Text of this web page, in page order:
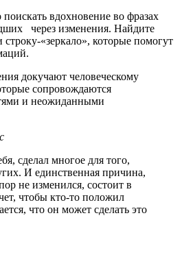
вдохновение во фразах
через изменения. Найдите
«зеркало», которые помогут
докучают человеческому
сопровождаются
и неожиданными
сделал многое для того,
И единственная причина,
не изменился, состоит в
чтобы кто-то положил
что он может сделать это